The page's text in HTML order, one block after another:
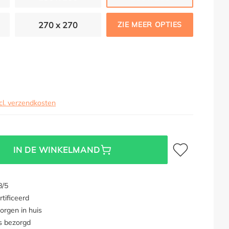
270 x 270 ZIE MEER OPTIES
verzendkosten
IN DE WINKELMAND
Toevoegen aan
5
in huis
bezorgd